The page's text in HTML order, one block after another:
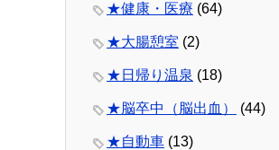
★健康・医療 (64)
★大腸憩室 (2)
★日帰り温泉 (18)
★脳卒中（脳出血） (44)
★自動車 (13)